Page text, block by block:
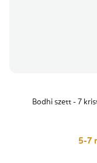
Bodhi szett - 7
5-7